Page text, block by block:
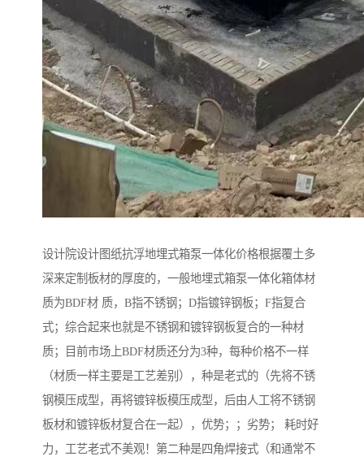
设计院设计图纸抗浮地埋式箱泵一体化价格根据覆土多
深来定制板材的厚度的，一般地埋式箱泵一体化箱体材
质为BDF材 质，B指不锈钢；D指镀锌钢板；F指复合
式；综合起来也就是不锈钢和镀锌钢板复合的一种材
质；目前市场上BDF材质还分为3种，每种价格不一样
（材质一样主要是工艺差别），种是老式的（先将不锈
钢模压成型，再将镀锌板模压成型，后由人工将不锈钢
板材和镀锌板材复合在一起），优势；；劣势； 耗时好
力，工艺老式不美观！第二种是四角焊接式（和通常不